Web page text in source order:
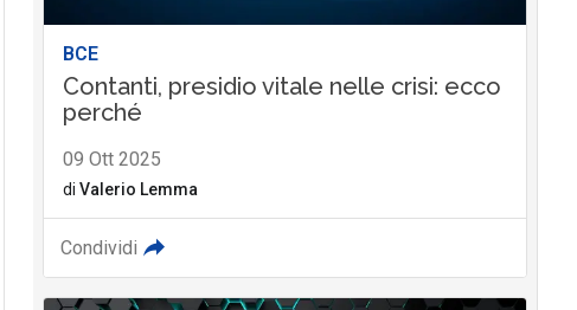
BCE
Contanti, presidio vitale nelle crisi: ecco
perché
09 Ott 2025
di Valerio Lemma
Condividi